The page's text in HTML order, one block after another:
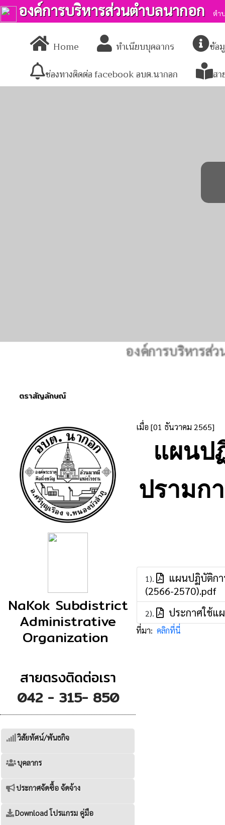
องค์การบริหารส่วนตำบลนากอก ตำ
Home ทำเนียบบุคลากร
ข้อ
ช่องทางติดต่อ facebook อบต.นากอก
ส
องค์การบริหารส่วน
ตราสัญลักษณ์
NaKok Subdistrict
Administrative
Organization
สายตรงติดต่อเรา
042 - 315- 850
วิสัยทัศน์/พันธกิจ
บุคลากร
ประกาศจัดซื้อ จัดจ้าง
Download โปรแกรม คู่มือ
เมื่อ [01 ธันวาคม 2565]
แผนป
ปรามก
1).
แผนปฏิบัติกา
(2566-2570).pdf
2). ประกาศใช้แ
ที่มา: คลิกที่นี่